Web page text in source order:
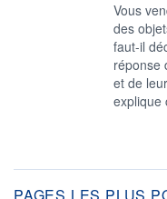
Vous
des
faut-il
réponse
et de
explique